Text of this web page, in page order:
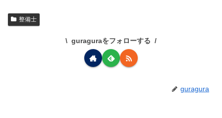
整備士
guraguraをフォローする
guragura